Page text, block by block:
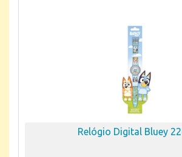
Relógio Digital Bluey